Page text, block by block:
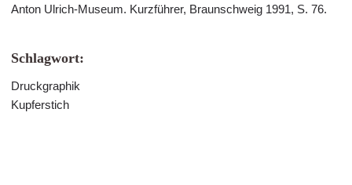
Anton Ulrich-Museum. Kurzführer, Braunschweig 1991, S. 76.
Schlagwort:
Druckgraphik
Kupferstich